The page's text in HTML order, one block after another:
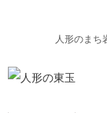
人形のま